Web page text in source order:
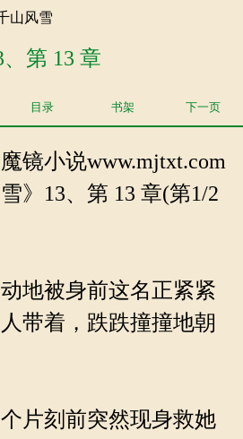
山风雪
、第 13 章
目录 书架 下一页
魔镜小说www.mjtxt.com
》13、第 13 章(第1/2
地被身前这名正紧紧
带着，跌跌撞撞地朝
片刻前突然现身救她